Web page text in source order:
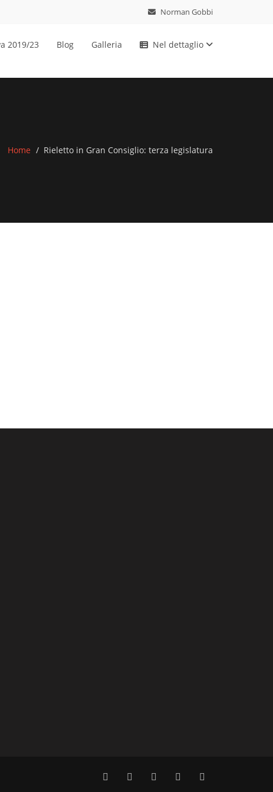
Norman Gobbi
2019/23 Blog Galleria Nel dettaglio
Home Rieletto in Gran Consiglio: terza legislatura